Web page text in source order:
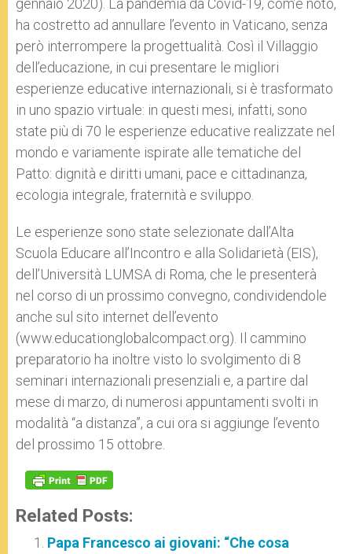
gennaio 2020). La pandemia da Covid-19, com’è noto,
ha costretto ad annullare l’evento in Vaticano, senza
però interrompere la progettualità. Così il Villaggio
dell’educazione, in cui presentare le migliori
esperienze educative internazionali, si è trasformato
in uno spazio virtuale: in questi mesi, infatti, sono
state più di 70 le esperienze educative realizzate nel
mondo e variamente ispirate alle tematiche del
Patto: dignità e diritti umani, pace e cittadinanza,
ecologia integrale, fraternità e sviluppo.
Le esperienze sono state selezionate dall’Alta
Scuola Educare all’Incontro e alla Solidarietà (EIS),
dell’Università LUMSA di Roma, che le presenterà
nel corso di un prossimo convegno, condividendole
anche sul sito internet dell’evento
(www.educationglobalcompact.org). Il cammino
preparatorio ha inoltre visto lo svolgimento di 8
seminari internazionali presenziali e, a partire dal
mese di marzo, di numerosi appuntamenti svolti in
modalità “a distanza”, a cui ora si aggiunge l’evento
del prossimo 15 ottobre.
Related Posts:
Papa Francesco ai giovani: “Che cosa